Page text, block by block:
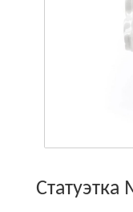
Статуэтка